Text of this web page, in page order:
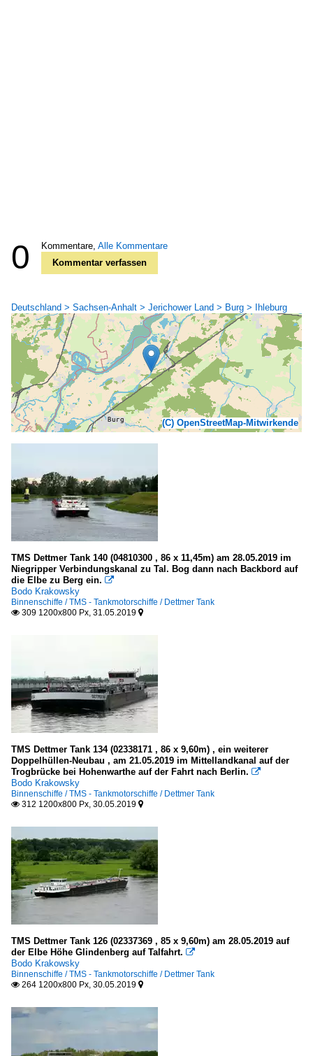
0 Kommentare, Alle Kommentare
Kommentar verfassen
Deutschland > Sachsen-Anhalt > Jerichower Land > Burg > Ihleburg
(C) OpenStreetMap-Mitwirkende
TMS Dettmer Tank 140 (04810300 , 86 x 11,45m) am 28.05.2019 im
Niegripper Verbindungskanal zu Tal. Bog dann nach Backbord auf
die Elbe zu Berg ein. 
Bodo Krakowsky
Binnenschiffe / TMS - Tankmotorschiffe / Dettmer Tank
 309 1200x800 Px, 31.05.2019 
TMS Dettmer Tank 134 (02338171 , 86 x 9,60m) , ein weiterer
Doppelhüllen-Neubau , am 21.05.2019 im Mittellandkanal auf der
Trogbrücke bei Hohenwarthe auf der Fahrt nach Berlin. 
Bodo Krakowsky
Binnenschiffe / TMS - Tankmotorschiffe / Dettmer Tank
 312 1200x800 Px, 30.05.2019 
TMS Dettmer Tank 126 (02337369 , 85 x 9,60m) am 28.05.2019 auf
der Elbe Höhe Glindenberg auf Talfahrt. 
Bodo Krakowsky
Binnenschiffe / TMS - Tankmotorschiffe / Dettmer Tank
 264 1200x800 Px, 30.05.2019 